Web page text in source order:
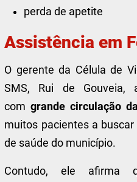
perda de apetite
Assistência em
O gerente da Célula de
SMS, Rui de Gouveia,
comgrande circulação
muitos pacientes a
de saúde do município.
Contudo, ele afirma